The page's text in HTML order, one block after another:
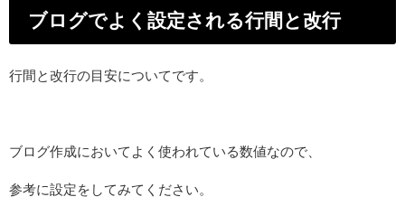
ブログでよく設定される行間と改行
行間と改行の目安についてです。
ブログ作成においてよく使われている数値なので、
参考に設定をしてみてください。